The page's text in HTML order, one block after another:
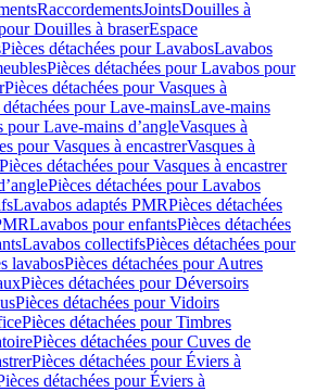
RaccordementsJointsDouilles à
Douilles à braserEspace
Pièces détachées pour LavabosLavabos
Pièces détachées pour Lavabos pour
Pièces détachées pour Vasques à
détachées pour Lave-mainsLave-mains
pour Lave-mains d’angleVasques à
pour Vasques à encastrerVasques à
Pièces détachées pour Vasques à encastrer
Pièces détachées pour Lavabos
Lavabos adaptés PMRPièces détachées
Lavabos pour enfantsPièces détachées
Lavabos collectifsPièces détachées pour
lavabosPièces détachées pour Autres
Pièces détachées pour Déversoirs
Pièces détachées pour Vidoirs
Pièces détachées pour Timbres
Pièces détachées pour Cuves de
Pièces détachées pour Éviers à
détachées pour Éviers à